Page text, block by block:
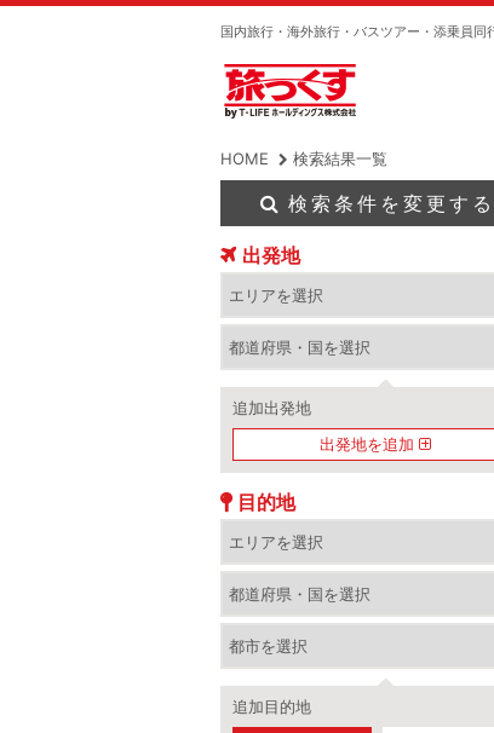
国内旅行・海外旅行・バスツアー・添乗員
HOME 検索結果一覧
検索条件を変更する
出発地
追加出発地
出発地を追加
目的地
追加目的地